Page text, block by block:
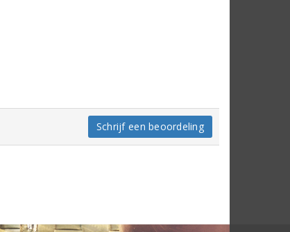
Schrijf een beoordeling